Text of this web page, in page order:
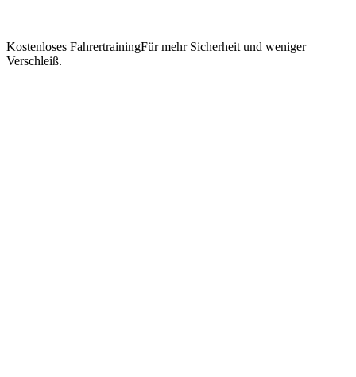
Kostenloses FahrertrainingFür mehr Sicherheit und weniger
Verschleiß.